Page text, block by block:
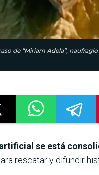
de “Miriam Adela”,
se está
rescatar y difundir